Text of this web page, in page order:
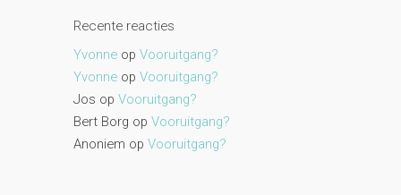
Recente reacties
Yvonne opVooruitgang?
Yvonne opVooruitgang?
Jos opVooruitgang?
Bert Borg opVooruitgang?
Anoniem opVooruitgang?